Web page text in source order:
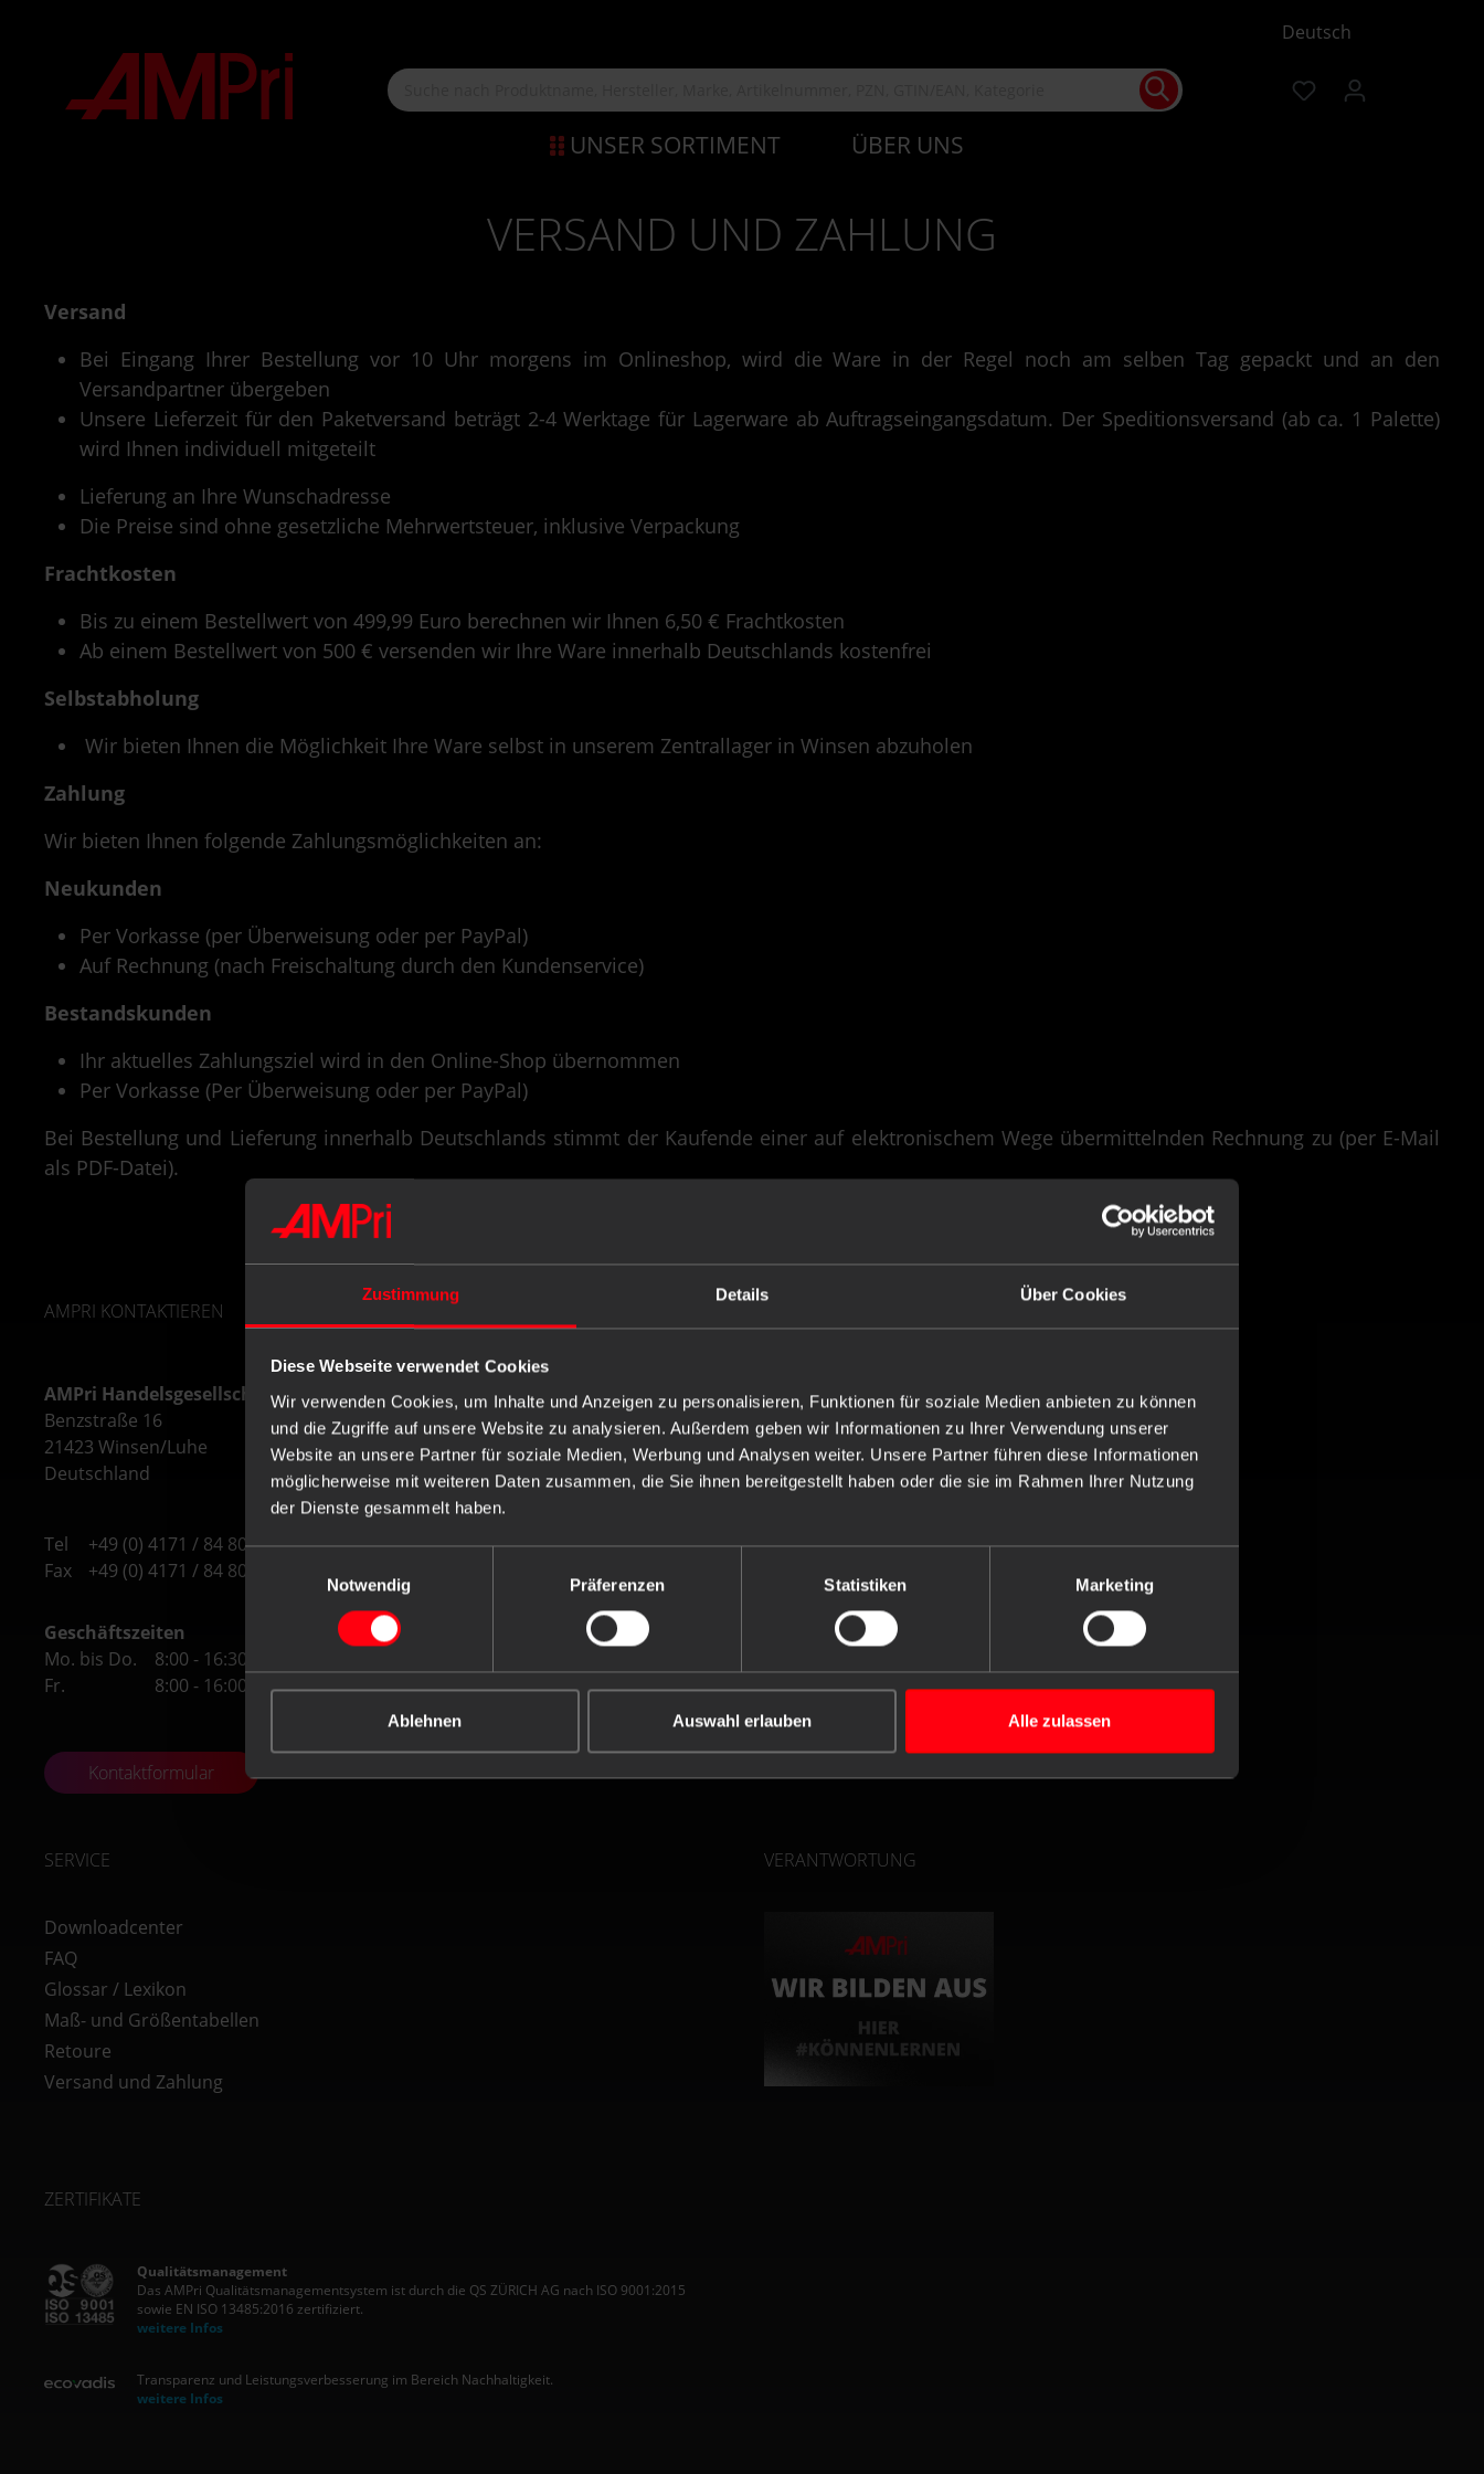
Zustimmung Details Über Cookies
Diese Webseite verwendet Cookies
Wir verwenden Cookies, um Inhalte und Anzeigen zu personalisieren, Funktionen für soziale Medien anbieten zu können
und die Zugriffe auf unsere Website zu analysieren. Außerdem geben wir Informationen zu Ihrer Verwendung unserer
Website an unsere Partner für soziale Medien, Werbung und Analysen weiter. Unsere Partner führen diese Informationen
möglicherweise mit weiteren Daten zusammen, die Sie ihnen bereitgestellt haben oder die sie im Rahmen Ihrer Nutzung
der Dienste gesammelt haben.
Notwendig
Präferenzen Statistiken Marketing
Ablehnen Auswahl erlauben Alle zulassen
Deutsch
UNSER SORTIMENT ÜBER UNS
VERSAND UND ZAHLUNG
Versand
Bei Eingang Ihrer Bestellung vor 10 Uhr morgens im Onlineshop, wird die Ware in der Regel noch am selben Tag gepackt und an den
Versandpartner übergeben
Unsere Lieferzeit für den Paketversand beträgt 2-4 Werktage für Lagerware ab Auftragseingangsdatum. Der Speditionsversand (ab ca. 1 Palette)
wird Ihnen individuell mitgeteilt
Lieferung an Ihre Wunschadresse
Die Preise sind ohne gesetzliche Mehrwertsteuer, inklusive Verpackung
Frachtkosten
Bis zu einem Bestellwert von 499,99 Euro berechnen wir Ihnen 6,50 € Frachtkosten
Ab einem Bestellwert von 500 € versenden wir Ihre Ware innerhalb Deutschlands kostenfrei
Selbstabholung
Wir bieten Ihnen die Möglichkeit Ihre Ware selbst in unserem Zentrallager in Winsen abzuholen
Zahlung
Wir bieten Ihnen folgende Zahlungsmöglichkeiten an:
Neukunden
Per Vorkasse (per Überweisung oder per PayPal)
Auf Rechnung (nach Freischaltung durch den Kundenservice)
Bestandskunden
Ihr aktuelles Zahlungsziel wird in den Online-Shop übernommen
Per Vorkasse (Per Überweisung oder per PayPal)
Bei Bestellung und Lieferung innerhalb Deutschlands stimmt der Kaufende einer auf elektronischem Wege übermittelnden Rechnung zu (per E-Mail
als PDF-Datei).
AMPRI KONTAKTIEREN
AMPri Handelsgesellschaft mbH
Benzstraße 16
21423 Winsen/Luhe
Deutschland
Tel
+49 (0) 4171 / 84 80-0
Fax
+49 (0) 4171 / 84 80-190
Geschäftszeiten
Mo. bis Do.
8:00 - 16:30 Uhr
Fr.
8:00 - 16:00 Uhr
Kontaktformular
SERVICE
Downloadcenter
FAQ
Glossar / Lexikon
Maß- und Größentabellen
Retoure
Versand und Zahlung
VERANTWORTUNG
ZERTIFIKATE
Qualitätsmanagement
Das AMPri Qualitätsmanagementsystem ist durch die QS ZÜRICH AG nach ISO 9001:2015
sowie EN ISO 13485:2016 zertifiziert.
weitere Infos
Transparenz und Leistungsverbesserung im Bereich Nachhaltigkeit.
weitere Infos